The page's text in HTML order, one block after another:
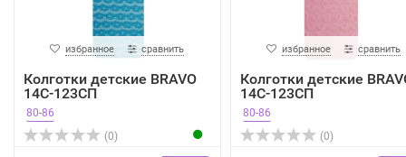
избранное сравнить
Колготки детские BRAVO
14С-123СП
80-86
(0)
избранное сравнить
Колготки детские
14С-123СП
80-86
(0)